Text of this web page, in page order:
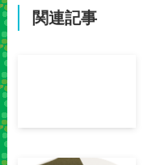
関連記事